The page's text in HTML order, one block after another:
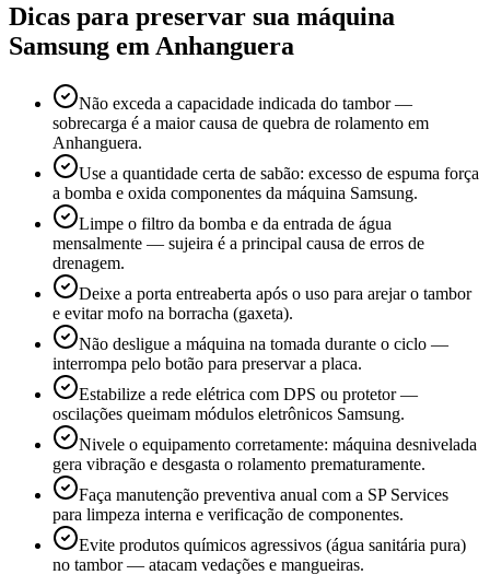
Dicas para preservar sua máquina
Samsung em Anhanguera
Não exceda a capacidade indicada do tambor —
sobrecarga é a maior causa de quebra de rolamento em
Anhanguera.
Use a quantidade certa de sabão: excesso de espuma força
a bomba e oxida componentes da máquina Samsung.
Limpe o filtro da bomba e da entrada de água
mensalmente — sujeira é a principal causa de erros de
drenagem.
Deixe a porta entreaberta após o uso para arejar o tambor
e evitar mofo na borracha (gaxeta).
Não desligue a máquina na tomada durante o ciclo —
interrompa pelo botão para preservar a placa.
Estabilize a rede elétrica com DPS ou protetor —
oscilações queimam módulos eletrônicos Samsung.
Nivele o equipamento corretamente: máquina desnivelada
gera vibração e desgasta o rolamento prematuramente.
Faça manutenção preventiva anual com a SP Services
para limpeza interna e verificação de componentes.
Evite produtos químicos agressivos (água sanitária pura)
no tambor — atacam vedações e mangueiras.